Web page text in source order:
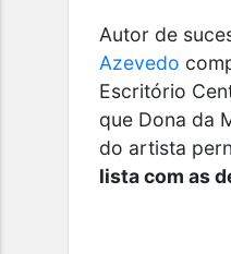
Autor de
Azevedo
Escritório
que Dona da
do artista
lista com as